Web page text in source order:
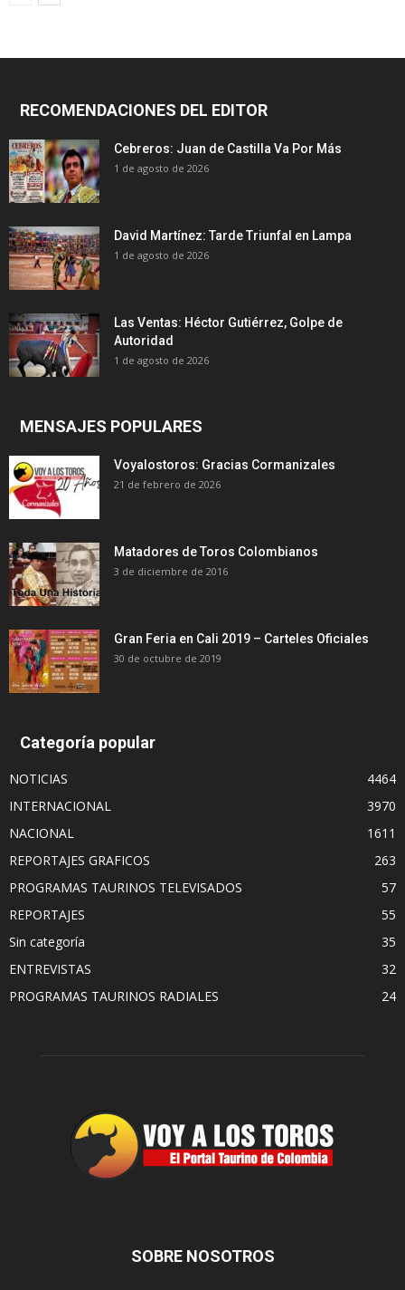
RECOMENDACIONES DEL EDITOR
Cebreros: Juan de Castilla Va Por Más
1 de agosto de 2026
David Martínez: Tarde Triunfal en Lampa
1 de agosto de 2026
Las Ventas: Héctor Gutiérrez, Golpe de
Autoridad
1 de agosto de 2026
MENSAJES POPULARES
Voyalostoros: Gracias Cormanizales
21 de febrero de 2026
Matadores de Toros Colombianos
3 de diciembre de 2016
Gran Feria en Cali 2019 – Carteles Oficiales
30 de octubre de 2019
Categoría popular
NOTICIAS
4464
INTERNACIONAL
3970
NACIONAL
1611
REPORTAJES GRAFICOS
263
PROGRAMAS TAURINOS TELEVISADOS
57
REPORTAJES
55
Sin categoría
35
ENTREVISTAS
32
PROGRAMAS TAURINOS RADIALES
24
SOBRE NOSOTROS